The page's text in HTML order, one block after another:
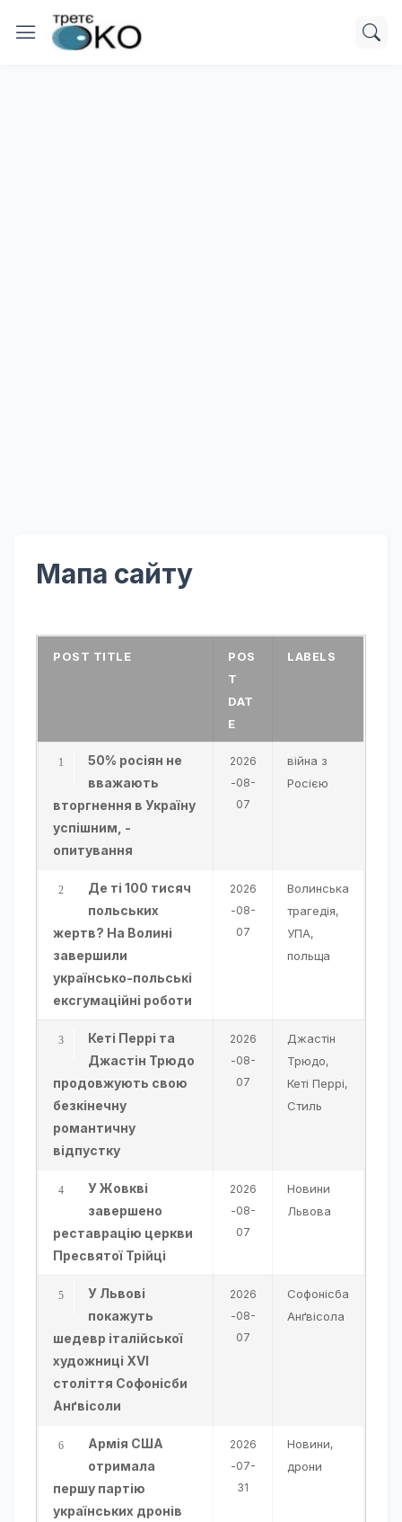
Мапа сайту
POST TITLE
POS
T
DAT
E
LABELS
50% росіян не
вважають
вторгнення в Україну
успішним, -
опитування
2026
-08-
07
війна з
Росією
Де ті 100 тисяч
польських
жертв? На Волині
завершили
українсько-польські
ексгумаційні роботи
2026
-08-
07
Волинська
трагедія,
УПА,
польща
Кеті Перрі та
Джастін Трюдо
продовжують свою
безкінечну
романтичну
відпустку
2026
-08-
07
Джастін
Трюдо,
Кеті Перрі,
Стиль
У Жовкві
завершено
реставрацію церкви
Пресвятої Трійці
2026
-08-
07
Новини
Львова
У Львові
покажуть
шедевр італійської
художниці XVI
століття Софонісби
Анґвісоли
2026
-08-
07
Софонісба
Анґвісола
Армія США
отримала
першу партію
українських дронів
2026
-07-
31
Новини,
дрони